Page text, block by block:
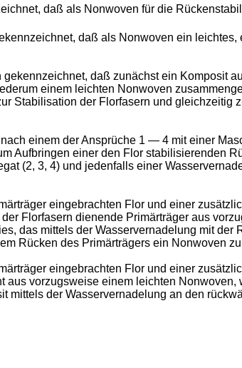
daß als Nonwoven für die
daß als Nonwoven ein
daß zunächst ein Komposit
einem leichten Nonwoven
Stabilisation der Florfasern und
einem der Ansprüche 1 ― 4 mit einer
Aufbringen einer den Flor stabilisierenden
(2, 3, 4) und jedenfalls einer
eingebrachten Flor und einer
Florfasern dienende Primärträger aus
das mittels der Wasservernadelung mit
Rücken des Primärträgers ein Nonwoven
eingebrachten Flor und einer
vorzugsweise einem leichten
mittels der Wasservernadelung an den